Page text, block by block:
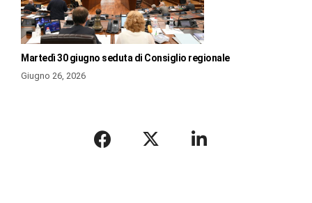
Martedì 30 giugno seduta di Consiglio regionale
Giugno 26, 2026